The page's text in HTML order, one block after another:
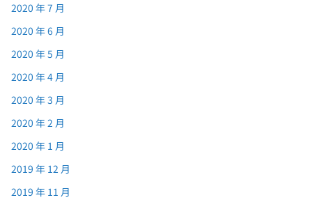
2020 年 7 月
2020 年 6 月
2020 年 5 月
2020 年 4 月
2020 年 3 月
2020 年 2 月
2020 年 1 月
2019 年 12 月
2019 年 11 月